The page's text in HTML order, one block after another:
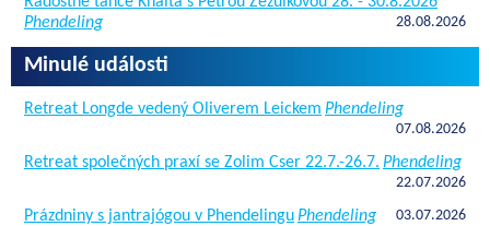
Phendeling
28.08.2026
Minulé události
Retreat Longde vedený Oliverem Leickem Phendeling
07.08.2026
Retreat společných praxí se Zolim Cser 22.7.-26.7. Phendeling
22.07.2026
Prázdniny s jantrajógou v PhendelinguPhendeling 03.07.2026